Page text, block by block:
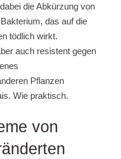
die Abkürzung von
das auf die
tödlich wirkt.
auch resistent gegen
Pflanzen
Wie praktisch.
von